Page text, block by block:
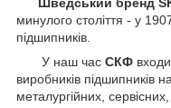
минулого століття - у
підшипників.
У наш час СКФ
виробників підшипників
металургійних,